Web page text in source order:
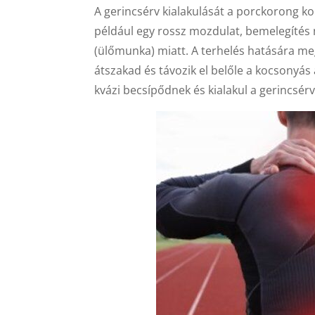
A gerincsérv kialakulását a porckorong
például egy rossz mozdulat,
(ülőmunka) miatt. A terhelés hatására
átszakad és távozik el belőle a
kvázi becsípődnek és kialakul a